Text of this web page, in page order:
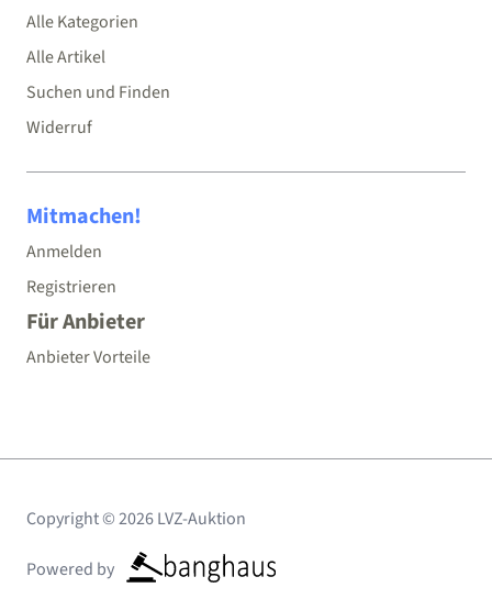
Alle Kategorien
Alle Artikel
Suchen und Finden
Widerruf
Mitmachen!
Anmelden
Registrieren
Für Anbieter
Anbieter Vorteile
Copyright © 2026 LVZ-Auktion
Powered by